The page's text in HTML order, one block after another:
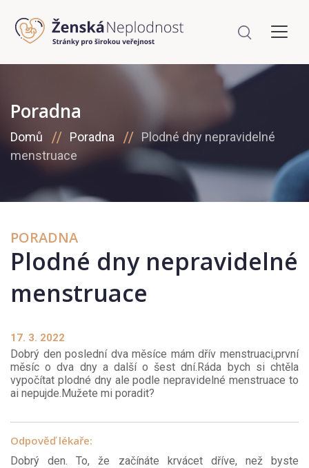
Poradna
Domů Poradna
Plodné dny nepravidelné
menstruace
PORADNA
Plodné dny nepravidelné
menstruace
17. 3. 2022
Dobrý den poslední dva měsíce mám dřív menstruaci,první
měsíc o dva dny a další o šest dní.Ráda bych si chtěla
vypočítat plodné dny ale podle nepravidelné menstruace to
ai nepujde.Mužete mi poradit?
Odpověď lékaře:
Dobrý den. To, že začínáte krvácet dříve, než byste